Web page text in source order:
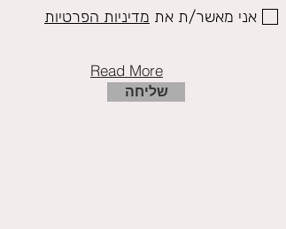
אני מאשר/ת את מדיניות הפרטיות
שליחה
Read More